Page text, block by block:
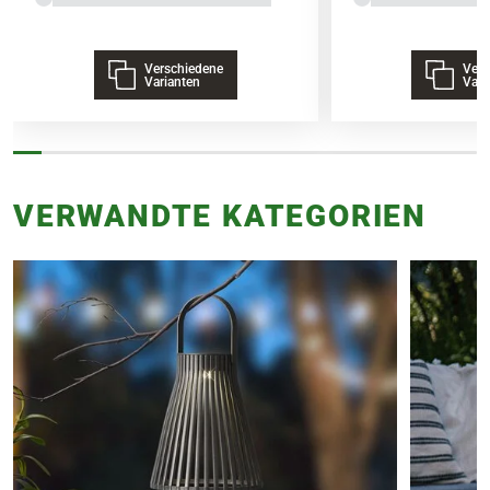
Verschiedene
Varianten
VERWANDTE KATEGORIEN